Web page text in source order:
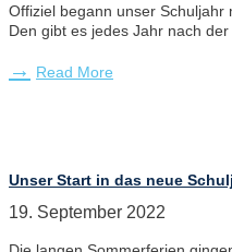
Offiziel begann unser Schuljahr
Den gibt es jedes Jahr nach der
Read More
Unser Start in das neue
19. September 2022